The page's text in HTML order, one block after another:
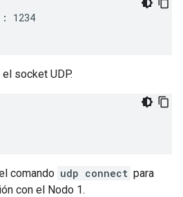
1234
socket UDP.
comando udp connect para
con el Nodo 1.